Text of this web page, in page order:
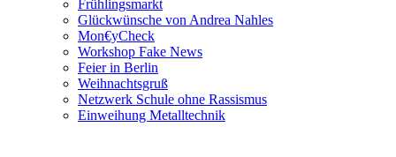
Frühlingsmarkt
Glückwünsche von Andrea Nahles
Mon€yCheck
Workshop Fake News
Feier in Berlin
Weihnachtsgruß
Netzwerk Schule ohne Rassismus
Einweihung Metalltechnik